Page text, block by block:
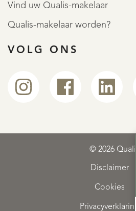
Vind uw Qualis-makelaar
Qualis-makelaar worden?
VOLG ONS
© 2026 Qualis
Disclaimer
Cookies
Privacyverklaring